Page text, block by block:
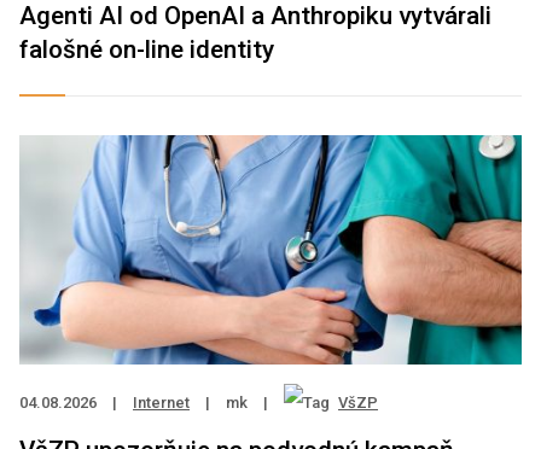
Agenti AI od OpenAI a Anthropiku vytvárali
falošné on-line identity
04.08.2026 | Internet | mk | VšZP